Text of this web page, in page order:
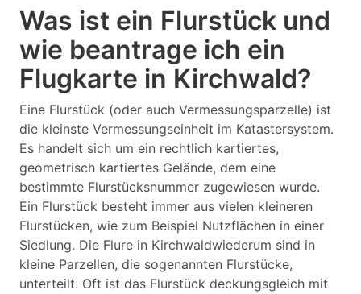
Was ist ein Flurstück und
wie beantrage ich ein
Flugkarte in Kirchwald?
Eine Flurstück (oder auch Vermessungsparzelle) ist
die kleinste Vermessungseinheit im Katastersystem.
Es handelt sich um ein rechtlich kartiertes,
geometrisch kartiertes Gelände, dem eine
bestimmte Flurstücksnummer zugewiesen wurde.
Ein Flurstück besteht immer aus vielen kleineren
Flurstücken, wie zum Beispiel Nutzflächen in einer
Siedlung. Die Flure in Kirchwaldwiederum sind in
kleine Parzellen, die sogenannten Flurstücke,
unterteilt. Oft ist das Flurstück deckungsgleich mit